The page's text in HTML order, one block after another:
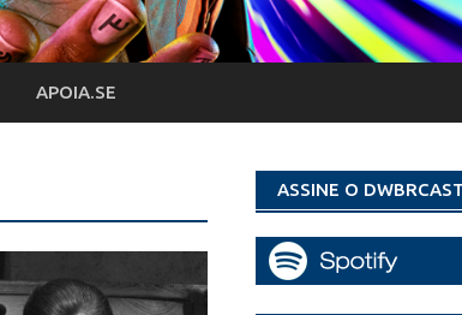
APOIA.SE
ASSINE O DWBRCAST